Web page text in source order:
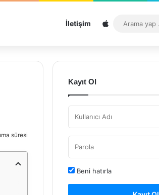
İletişim Sitemap
süresi
Kayıt Ol
Beni hatırla